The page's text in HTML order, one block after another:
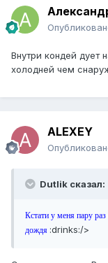
Внутри кондей дует
холодней чем
ALEXEY
Dutlik сказал:
Кстати у меня пару
дождя :drinks:/>